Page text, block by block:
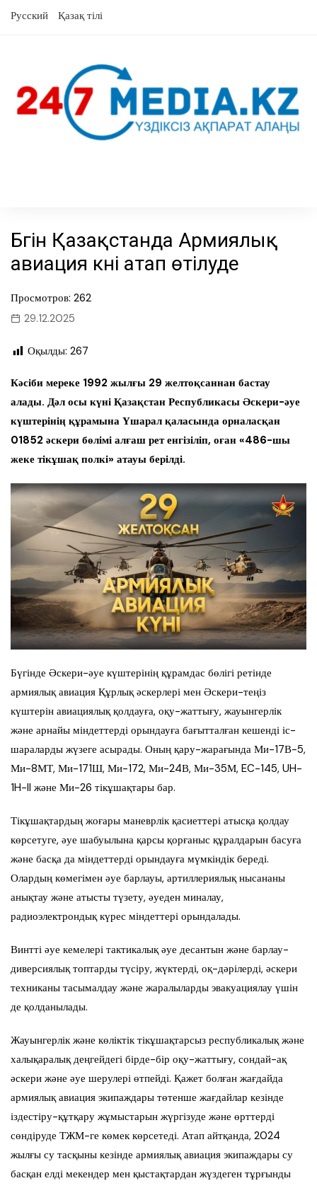
Русский Қазақ тілі
Бүгін Қазақстанда Армиялық
авиация күні атап өтілуде
Просмотров: 262
29.12.2025
Оқылды: 267
Кәсіби мереке 1992 жылғы 29 желтоқсаннан бастау
алады. Дәл осы күні Қазақстан Республикасы Әскери-әуе
күштерінің құрамына Үшарал қаласында орналасқан
01852 әскери бөлімі алғаш рет енгізіліп, оған «486-шы
жеке тікұшақ полкі» атауы берілді.
Бүгінде Әскери-әуе күштерінің құрамдас бөлігі ретінде
армиялық авиация Құрлық әскерлері мен Әскери-теңіз
күштерін авиациялық қолдауға, оқу-жаттығу, жауынгерлік
және арнайы міндеттерді орындауға бағытталған кешенді іс-
шараларды жүзеге асырады. Оның қару-жарағында Ми-17В-5,
Ми-8МТ, Ми-171Ш, Ми-172, Ми-24В, Ми-35М, EC-145, UH-
1H-II және Ми-26 тікұшақтары бар.
Тікұшақтардың жоғары маневрлік қасиеттері атысқа қолдау
көрсетуге, әуе шабуылына қарсы қорғаныс құралдарын басуға
және басқа да міндеттерді орындауға мүмкіндік береді.
Олардың көмегімен әуе барлауы, артиллериялық нысананы
анықтау және атысты түзету, әуеден миналау,
радиоэлектрондық күрес міндеттері орындалады.
Винтті әуе кемелері тактикалық әуе десантын және барлау-
диверсиялық топтарды түсіру, жүктерді, оқ-дәрілерді, әскери
техниканы тасымалдау және жаралыларды эвакуациялау үшін
де қолданылады.
Жауынгерлік және көліктік тікұшақтарсыз республикалық және
халықаралық деңгейдегі бірде-бір оқу-жаттығу, сондай-ақ
әскери және әуе шерулері өтпейді. Қажет болған жағдайда
армиялық авиация экипаждары төтенше жағдайлар кезінде
іздестіру-құтқару жұмыстарын жүргізуде және өрттерді
сөндіруде ТЖМ-ге көмек көрсетеді. Атап айтқанда, 2024
жылғы су тасқыны кезінде армиялық авиация экипаждары су
басқан елді мекендер мен қыстақтардан жүздеген тұрғынды